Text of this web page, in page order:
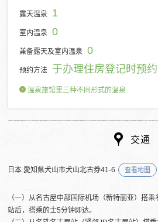
露天温泉 1
室内温泉 0
兼备露天及室内温泉 0
预约方法 于办理住房登记时预约
温泉旅馆里三种不同形式的温泉
交通
日本 愛知県犬山市犬山北古券41-6 查看地图
（一）从名古屋中部国际机场（新特丽亚）搭
站后，搭乘的士5分钟即达。